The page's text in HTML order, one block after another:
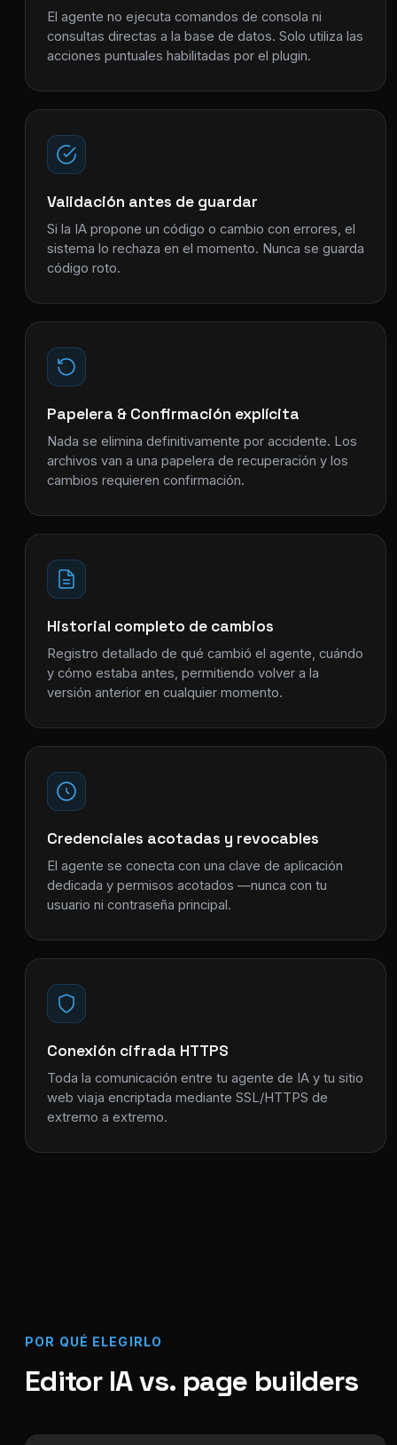
El agente no ejecuta comandos de consola ni
consultas directas a la base de datos. Solo utiliza las
acciones puntuales habilitadas por el plugin.
Validación antes de guardar
Si la IA propone un código o cambio con errores, el
sistema lo rechaza en el momento. Nunca se guarda
código roto.
Papelera & Confirmación explícita
Nada se elimina definitivamente por accidente. Los
archivos van a una papelera de recuperación y los
cambios requieren confirmación.
Historial completo de cambios
Registro detallado de qué cambió el agente, cuándo
y cómo estaba antes, permitiendo volver a la
versión anterior en cualquier momento.
Credenciales acotadas y revocables
El agente se conecta con una clave de aplicación
dedicada y permisos acotados —nunca con tu
usuario ni contraseña principal.
Conexión cifrada HTTPS
Toda la comunicación entre tu agente de IA y tu sitio
web viaja encriptada mediante SSL/HTTPS de
extremo a extremo.
POR QUÉ ELEGIRLO
Editor IA vs. page builders